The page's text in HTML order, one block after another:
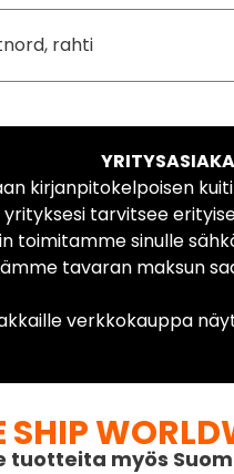
rahti
kirjanpitokelpoisen
tarvitsee
toimitamme sinulle
tavaran maksun
verkkokauppa
SHIP
tuotteita myös